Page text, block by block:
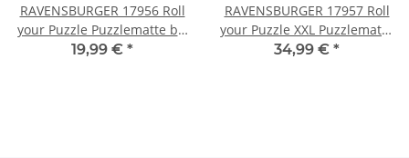
RAVENSBURGER 17956 Roll
your Puzzle Puzzlematte bis
1500 Teile
19,99 € *
RAVENSBURGER 17957 Roll
your Puzzle XXL Puzzlematte
bis 3000 Teile
34,99 € *